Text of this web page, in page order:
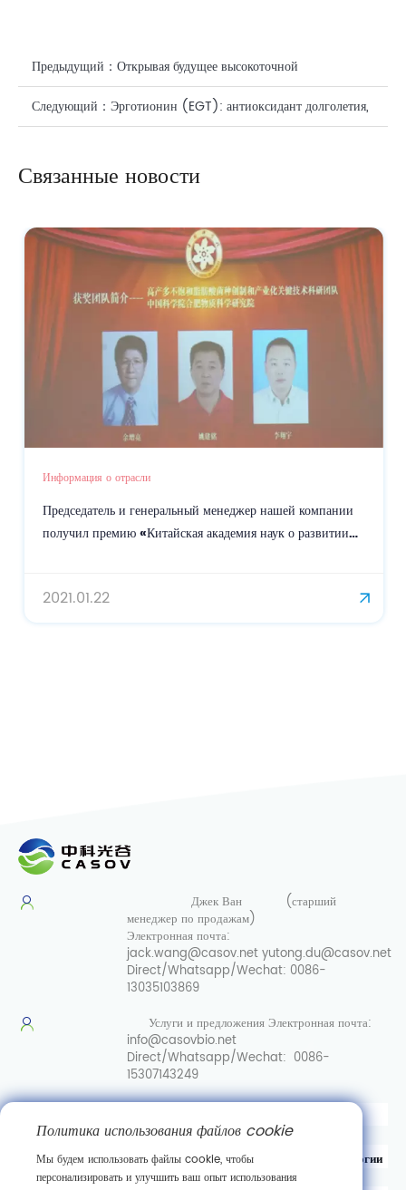
Предыдущий： Открывая будущее высокоточной
косметологии: высокочистая siRNA (CAS: 63231-63-0) для
Следующий： Эрготионин (EGT): антиоксидант долголетия,
Связанные новости
Информация о отрасли
Председатель и генеральный менеджер нашей компании
получил премию «Китайская академия наук о развитии
2021.01.22
Джек Ван
(старший
менеджер по продажам)
Электронная почта:
jack.wang@casov.netyutong.du@casov.net
Direct/Whatsapp/Wechat: 0086-
13035103869
Услуги и предложенияЭлектронная почта:
info@casovbio.net
Direct/Whatsapp/Wechat: 0086-
15307143249
Уханьский центр инноваций в области синтетической биологии
Политика использования файлов cookie
Мы будем использовать файлы cookie, чтобы
персонализировать и улучшить ваш опыт использования